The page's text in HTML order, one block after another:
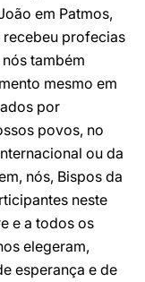
em Patmos,
profecias
também
mesmo em
por
povos, no
ou da
nós, Bispos da
neste
e a todos os
elegeram,
esperança e de